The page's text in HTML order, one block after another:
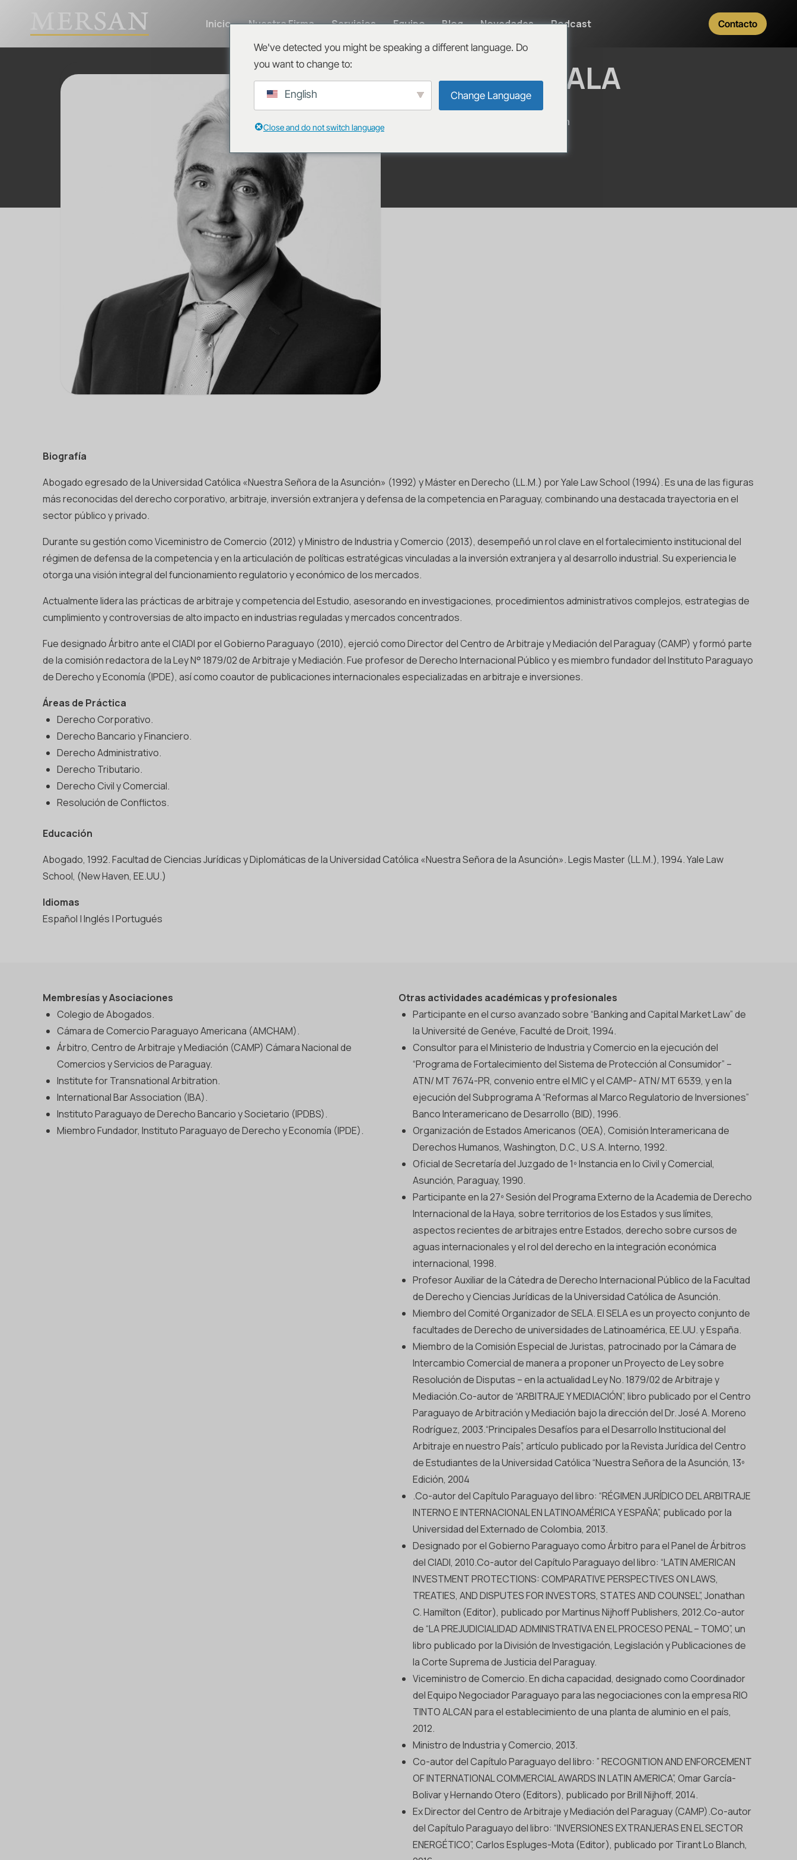
Inicio Nuestra Firma Servicios Equipo Blog Novedades Podcast Contacto
DIEGO ZAVALA
Socio
diegozavala@mersanlaw.com
Biografía
Abogado egresado de la Universidad Católica «Nuestra Señora de la Asunción» (1992) y Máster en Derecho (LL.M.) por Yale Law School (1994). Es una de las figuras
más reconocidas del derecho corporativo, arbitraje, inversión extranjera y defensa de la competencia en Paraguay, combinando una destacada trayectoria en el
sector público y privado.
Durante su gestión como Viceministro de Comercio (2012) y Ministro de Industria y Comercio (2013), desempeñó un rol clave en el fortalecimiento institucional del
régimen de defensa de la competencia y en la articulación de políticas estratégicas vinculadas a la inversión extranjera y al desarrollo industrial. Su experiencia le
otorga una visión integral del funcionamiento regulatorio y económico de los mercados.
Actualmente lidera las prácticas de arbitraje y competencia del Estudio, asesorando en investigaciones, procedimientos administrativos complejos, estrategias de
cumplimiento y controversias de alto impacto en industrias reguladas y mercados concentrados.
Fue designado Árbitro ante el CIADI por el Gobierno Paraguayo (2010), ejerció como Director del Centro de Arbitraje y Mediación del Paraguay (CAMP) y formó parte
de la comisión redactora de la Ley N° 1879/02 de Arbitraje y Mediación. Fue profesor de Derecho Internacional Público y es miembro fundador del Instituto Paraguayo
de Derecho y Economía (IPDE), así como coautor de publicaciones internacionales especializadas en arbitraje e inversiones.
Áreas de Práctica
Derecho Corporativo.
Derecho Bancario y Financiero.
Derecho Administrativo.
Derecho Tributario.
Derecho Civil y Comercial.
Resolución de Conflictos.
Educación
Abogado, 1992. Facultad de Ciencias Jurídicas y Diplomáticas de la Universidad Católica «Nuestra Señora de la Asunción». Legis Master (LL.M.), 1994. Yale Law
School, (New Haven, EE.UU.)
Idiomas
Español | Inglés | Portugués
Membresías y Asociaciones
Colegio de Abogados.
Cámara de Comercio Paraguayo Americana (AMCHAM).
Árbitro, Centro de Arbitraje y Mediación (CAMP) Cámara Nacional de
Comercios y Servicios de Paraguay.
Institute for Transnational Arbitration.
International Bar Association (IBA).
Instituto Paraguayo de Derecho Bancario y Societario (IPDBS).
Miembro Fundador, Instituto Paraguayo de Derecho y Economía (IPDE).
Otras actividades académicas y profesionales
Participante en el curso avanzado sobre “Banking and Capital Market Law” de
la Université de Genéve, Faculté de Droit, 1994.
Consultor para el Ministerio de Industria y Comercio en la ejecución del
“Programa de Fortalecimiento del Sistema de Protección al Consumidor” –
ATN/ MT 7674-PR, convenio entre el MIC y el CAMP- ATN/ MT 6539, y en la
ejecución del Subprograma A “Reformas al Marco Regulatorio de Inversiones”
Banco Interamericano de Desarrollo (BID), 1996.
Organización de Estados Americanos (OEA), Comisión Interamericana de
Derechos Humanos, Washington, D.C., U.S.A. Interno, 1992.
Oficial de Secretaría del Juzgado de 1º Instancia en lo Civil y Comercial,
Asunción, Paraguay, 1990.
Participante en la 27º Sesión del Programa Externo de la Academia de Derecho
Internacional de la Haya, sobre territorios de los Estados y sus límites,
aspectos recientes de arbitrajes entre Estados, derecho sobre cursos de
aguas internacionales y el rol del derecho en la integración económica
internacional, 1998.
Profesor Auxiliar de la Cátedra de Derecho Internacional Público de la Facultad
de Derecho y Ciencias Jurídicas de la Universidad Católica de Asunción.
Miembro del Comité Organizador de SELA. El SELA es un proyecto conjunto de
facultades de Derecho de universidades de Latinoamérica, EE.UU. y España.
Miembro de la Comisión Especial de Juristas, patrocinado por la Cámara de
Intercambio Comercial de manera a proponer un Proyecto de Ley sobre
Resolución de Disputas – en la actualidad Ley No. 1879/02 de Arbitraje y
Mediación.Co-autor de “ARBITRAJE Y MEDIACIÓN”, libro publicado por el Centro
Paraguayo de Arbitración y Mediación bajo la dirección del Dr. José A. Moreno
Rodríguez, 2003.“Principales Desafíos para el Desarrollo Institucional del
Arbitraje en nuestro País”, artículo publicado por la Revista Jurídica del Centro
de Estudiantes de la Universidad Católica “Nuestra Señora de la Asunción, 13º
Edición, 2004
.Co-autor del Capítulo Paraguayo del libro: “RÉGIMEN JURÍDICO DEL ARBITRAJE
INTERNO E INTERNACIONAL EN LATINOAMÉRICA Y ESPAÑA”, publicado por la
Universidad del Externado de Colombia, 2013.
Designado por el Gobierno Paraguayo como Árbitro para el Panel de Árbitros
del CIADI, 2010.Co-autor del Capítulo Paraguayo del libro: “LATIN AMERICAN
INVESTMENT PROTECTIONS: COMPARATIVE PERSPECTIVES ON LAWS,
TREATIES, AND DISPUTES FOR INVESTORS, STATES AND COUNSEL”, Jonathan
C. Hamilton (Editor), publicado por Martinus Nijhoff Publishers, 2012.Co-autor
de “LA PREJUDICIALIDAD ADMINISTRATIVA EN EL PROCESO PENAL – TOMO”, un
libro publicado por la División de Investigación, Legislación y Publicaciones de
la Corte Suprema de Justicia del Paraguay.
Viceministro de Comercio. En dicha capacidad, designado como Coordinador
del Equipo Negociador Paraguayo para las negociaciones con la empresa RIO
TINTO ALCAN para el establecimiento de una planta de aluminio en el país,
2012.
Ministro de Industria y Comercio, 2013.
Co-autor del Capítulo Paraguayo del libro: ” RECOGNITION AND ENFORCEMENT
OF INTERNATIONAL COMMERCIAL AWARDS IN LATIN AMERICA”, Omar García-
Bolivar y Hernando Otero (Editors), publicado por Brill Nijhoff, 2014.
Ex Director del Centro de Arbitraje y Mediación del Paraguay (CAMP).Co-autor
del Capítulo Paraguayo del libro: “INVERSIONES EXTRANJERAS EN EL SECTOR
ENERGÉTICO”, Carlos Espluges-Mota (Editor), publicado por Tirant Lo Blanch,
We've detected you might be speaking a different language. Do
you want to change to:
English Change Language
Close and do not switch language